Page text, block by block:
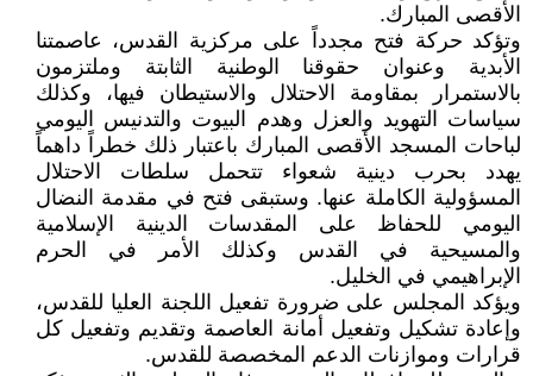
الأقصى المبارك.
وتؤكد حركة فتح مجدداً على مركزية القدس، عاصمتنا
الأبدية وعنوان حقوقنا الوطنية الثابتة وملتزمون
بالاستمرار بمقاومة الاحتلال والاستيطان فيها، وكذلك
سياسات التهويد والعزل وهدم البيوت والتدنيس اليومي
لباحات المسجد الأقصى المبارك باعتبار ذلك خطراً داهماً
يهدد بحرب دينية شعواء تتحمل سلطات الاحتلال
المسؤولية الكاملة عنها. وستبقى فتح في مقدمة النضال
اليومي للحفاظ على المقدسات الدينية الإسلامية
والمسيحية في القدس وكذلك الأمر في الحرم
الإبراهيمي في الخليل.
ويؤكد المجلس على ضرورة تفعيل اللجنة العليا للقدس،
وإعادة تشكيل وتفعيل أمانة العاصمة وتقديم وتفعيل كل
قرارات وموازنات الدعم المخصصة للقدس.